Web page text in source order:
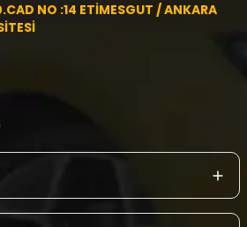
NO :14 ETİMESGUT / ANKARA